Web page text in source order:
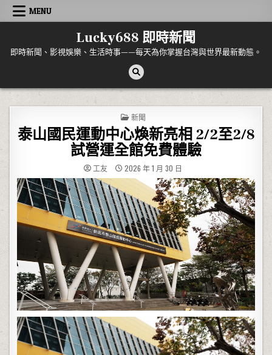
Skip to content
MENU
Lucky688 即時新聞
即時新聞、影視娛樂、生活時事——每天為你掌握台灣與世界最新動態。
POSTED IN
新聞
泰山國民運動中心煥新亮相 2/2至2/8
試營運全館免費體驗
工友 2026 年 1 月 30 日